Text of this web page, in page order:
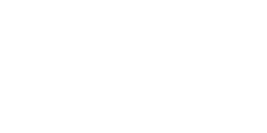
novedades del mercado de La Liga